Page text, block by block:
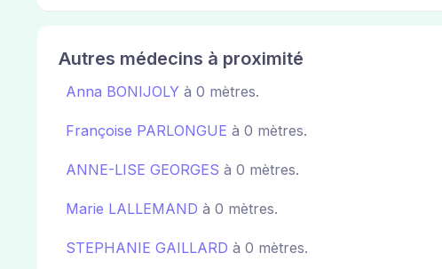
Autres médecins à proximité
Anna BONIJOLY à 0 mètres.
Françoise PARLONGUE à 0 mètres.
ANNE-LISE GEORGES à 0 mètres.
Marie LALLEMAND à 0 mètres.
STEPHANIE GAILLARD à 0 mètres.